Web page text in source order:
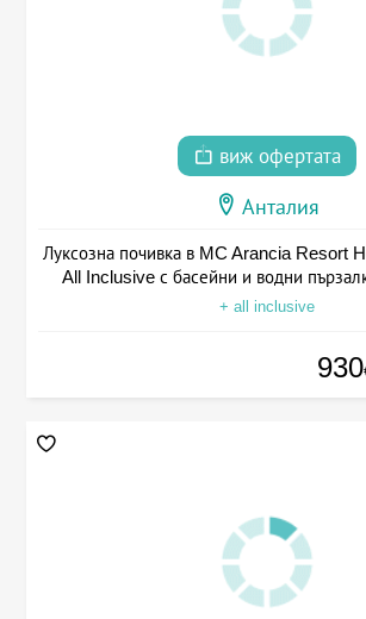
виж офертата
Анталия
Луксозна почивка в MC Arancia Resort
All Inclusive с басейни и водни
+ all inclusive
930